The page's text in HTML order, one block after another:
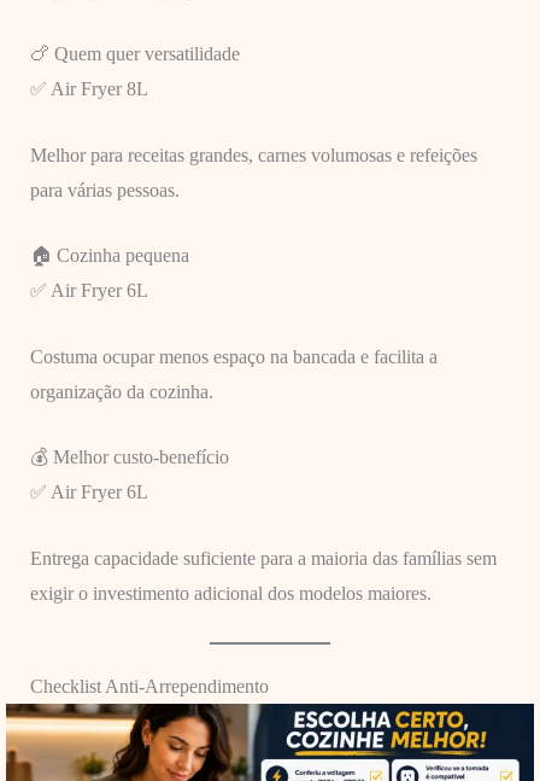
🍗 Quem quer versatilidade
✅ Air Fryer 8L
Melhor para receitas grandes, carnes volumosas e refeições
para várias pessoas.
🏠 Cozinha pequena
✅ Air Fryer 6L
Costuma ocupar menos espaço na bancada e facilita a
organização da cozinha.
💰 Melhor custo-benefício
✅ Air Fryer 6L
Entrega capacidade suficiente para a maioria das famílias sem
exigir o investimento adicional dos modelos maiores.
Checklist Anti-Arrependimento